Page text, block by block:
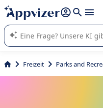
beantworten (mehrere Zeilen
Die KI von Appvizer führt Sie
von SaaS-Software in
Freizeit Parks and